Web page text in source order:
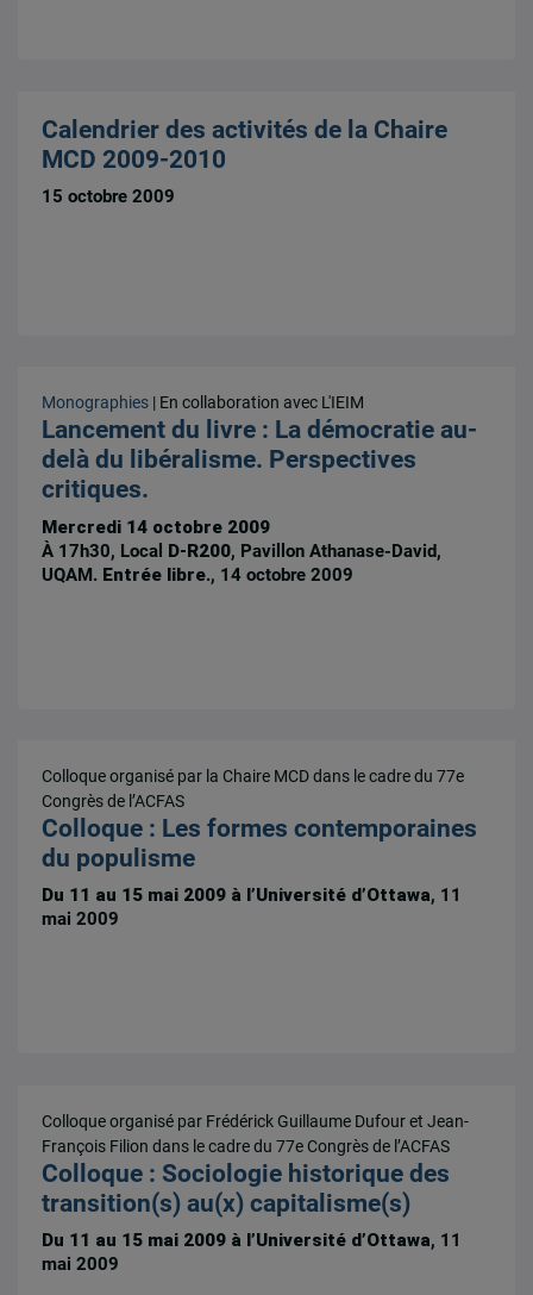
Calendrier des activités de la Chaire
MCD 2009-2010
15 octobre 2009
Monographies | En collaboration avec L'IEIM
Lancement du livre : La démocratie au-
delà du libéralisme. Perspectives
critiques.
Mercredi 14 octobre 2009
À 17h30, Local D-R200, Pavillon Athanase-David,
UQAM. Entrée libre., 14 octobre 2009
Colloque organisé par la Chaire MCD dans le cadre du 77e
Congrès de l’ACFAS
Colloque : Les formes contemporaines
du populisme
Du 11 au 15 mai 2009 à l’Université d’Ottawa, 11
mai 2009
Colloque organisé par Frédérick Guillaume Dufour et Jean-
François Filion dans le cadre du 77e Congrès de l’ACFAS
Colloque : Sociologie historique des
transition(s) au(x) capitalisme(s)
Du 11 au 15 mai 2009 à l’Université d’Ottawa, 11
mai 2009